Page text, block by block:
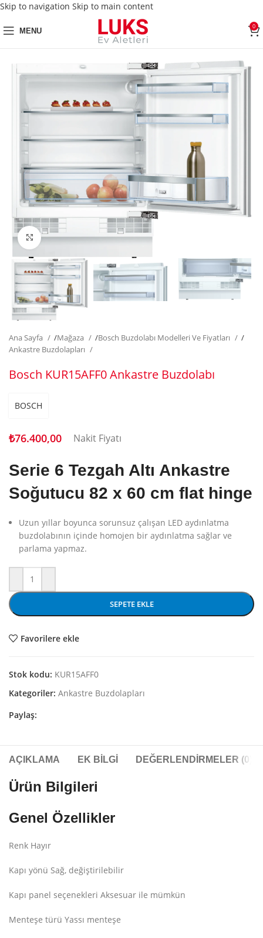
Skip to navigation Skip to main content
MENU 0
Click to enlarge
Ana Sayfa /Mağaza /Bosch Buzdolabı Modelleri Ve Fiyatları
/
Ankastre Buzdolapları
Bosch KUR15AFF0 Ankastre Buzdolabı
BOSCH
₺76.400,00 Nakit Fiyatı
Serie 6 Tezgah Altı Ankastre
Soğutucu 82 x 60 cm flat hinge
Uzun yıllar boyunca sorunsuz çalışan LED aydınlatma
buzdolabının içinde homojen bir aydınlatma sağlar ve
parlama yapmaz.
SEPETE EKLE
Favorilere ekle
Stok kodu: KUR15AFF0
Kategoriler: Ankastre Buzdolapları
Paylaş:
AÇIKLAMA EK BILGI DEĞERLENDIRMELER (0)
Ürün Bilgileri
Genel Özellikler
Renk Hayır
Kapı yönü Sağ, değiştirilebilir
Kapı panel seçenekleri Aksesuar ile mümkün
Menteşe türü Yassı menteşe